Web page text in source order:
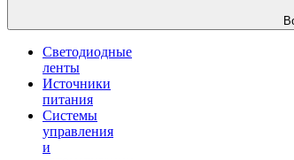
Светодиодные
ленты
Источники
питания
Системы
управления
и